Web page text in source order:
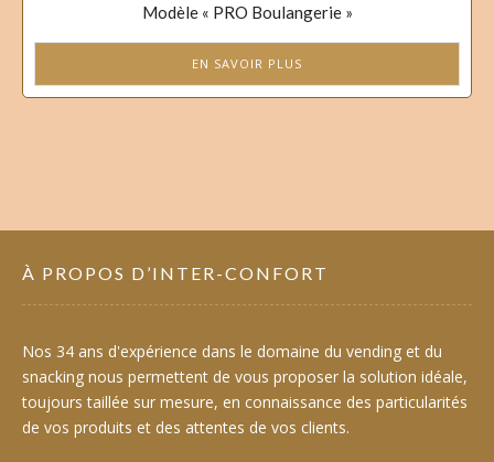
Modèle « PRO Boulangerie »
EN SAVOIR PLUS
À PROPOS D’INTER-CONFORT
Nos 34 ans d'expérience dans le domaine du vending et du
snacking nous permettent de vous proposer la solution idéale,
toujours taillée sur mesure, en connaissance des particularités
de vos produits et des attentes de vos clients.